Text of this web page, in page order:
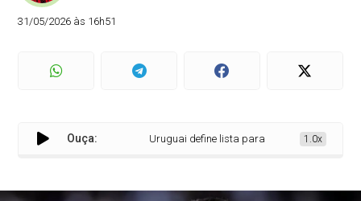
31/05/2026 às 16h51
Ouça: Uruguai define lista para a Copa do Mundo
1.0x